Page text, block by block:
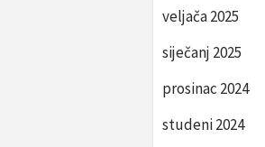
veljača 2025
siječanj 2025
prosinac 2024
studeni 2024